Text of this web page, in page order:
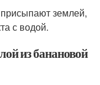
землей,
с водой.
из банановой